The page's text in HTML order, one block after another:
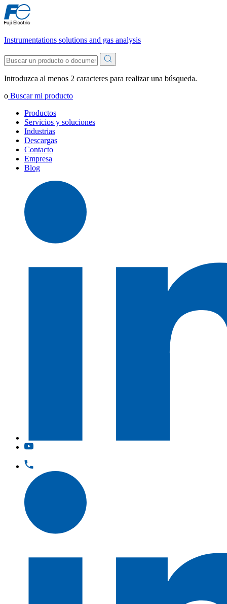
Instrumentations solutions and gas analysis
Introduzca al menos 2 caracteres para realizar una búsqueda.
o Buscar mi producto
Productos
Servicios y soluciones
Industrias
Descargas
Contacto
Empresa
Blog